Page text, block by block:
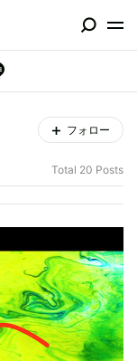
フォロー
Total 20 Posts